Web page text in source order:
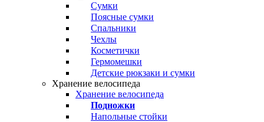
Сумки
Поясные сумки
Спальники
Чехлы
Косметички
Гермомешки
Детские рюкзаки и сумки
Хранение велосипеда
Хранение велосипеда
Подножки
Напольные стойки